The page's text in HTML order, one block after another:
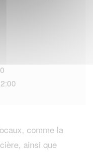
comme la
ainsi que